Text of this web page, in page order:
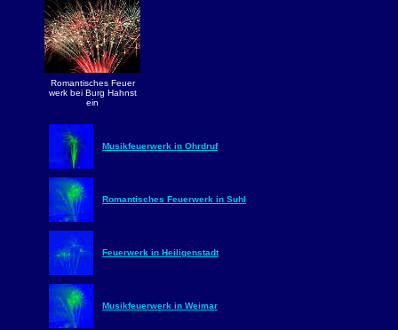
Romantisches Feuer
werk bei Burg Hahnst
ein
Musikfeuerwerk in Ohrdruf
Romantisches Feuerwerk in Suhl
Feuerwerk in Heiligenstadt
Musikfeuerwerk in Weimar